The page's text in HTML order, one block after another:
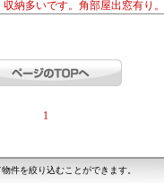
納多いです。角部屋出窓有り。
1
件を絞り込むことができます。